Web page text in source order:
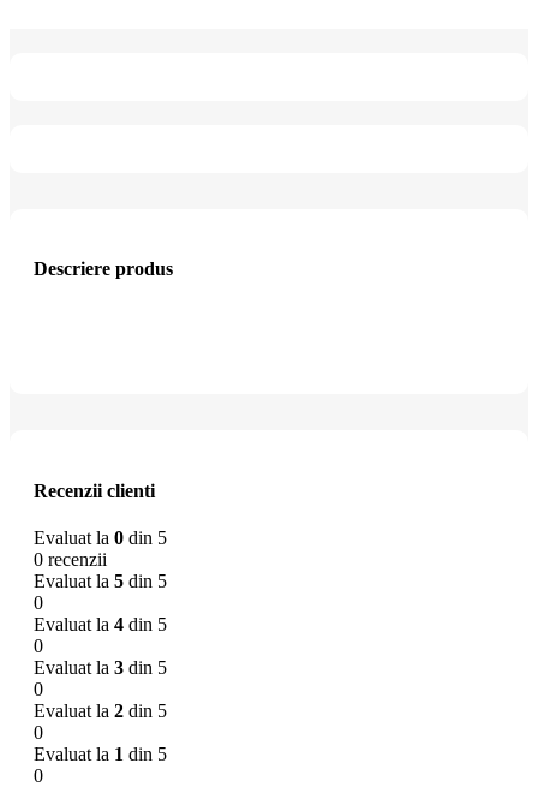
Descriere produs
Recenzii clienti
Evaluat la 0 din 5
0 recenzii
Evaluat la 5 din 5
0
Evaluat la 4 din 5
0
Evaluat la 3 din 5
0
Evaluat la 2 din 5
0
Evaluat la 1 din 5
0